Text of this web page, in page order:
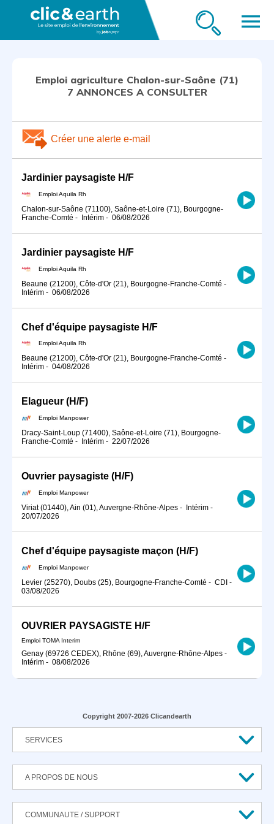
menu
Emploi agriculture Chalon-sur-Saône (71)
7 ANNONCES A CONSULTER
Créer une alerte e-mail
Jardinier paysagiste H/F
Emploi Aquila Rh
Chalon-sur-Saône (71100), Saône-et-Loire (71), Bourgogne-
Franche-Comté - Intérim - 06/08/2026
Jardinier paysagiste H/F
Emploi Aquila Rh
Beaune (21200), Côte-d'Or (21), Bourgogne-Franche-Comté -
Intérim - 06/08/2026
Chef d'équipe paysagiste H/F
Emploi Aquila Rh
Beaune (21200), Côte-d'Or (21), Bourgogne-Franche-Comté -
Intérim - 04/08/2026
Elagueur (H/F)
Emploi Manpower
Dracy-Saint-Loup (71400), Saône-et-Loire (71), Bourgogne-
Franche-Comté - Intérim - 22/07/2026
Ouvrier paysagiste (H/F)
Emploi Manpower
Viriat (01440), Ain (01), Auvergne-Rhône-Alpes - Intérim -
20/07/2026
Chef d'équipe paysagiste maçon (H/F)
Emploi Manpower
Levier (25270), Doubs (25), Bourgogne-Franche-Comté - CDI -
03/08/2026
OUVRIER PAYSAGISTE H/F
Emploi TOMA Interim
Genay (69726 CEDEX), Rhône (69), Auvergne-Rhône-Alpes -
Intérim - 08/08/2026
Copyright 2007-2026 Clicandearth
SERVICES
A PROPOS DE NOUS
COMMUNAUTE / SUPPORT